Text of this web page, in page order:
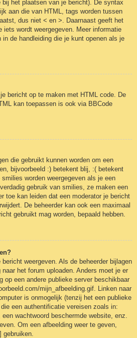
het plaatsen van je bericht). De syntax
aan die van HTML, tags worden tussen
dus niet < en >. Daarnaast geeft het
iets wordt weergegeven. Meer informatie
de handleiding die je kunt openen als je
bericht op te maken met HTML code. De
kan toepassen is ook via BBCode
die gebruikt kunnen worden om een
bijvoorbeeld :) betekent blij, :( betekent
worden weergegeven als je een
gebruik van smilies, ze maken een
toe kan leiden dat een moderator je bericht
De beheerder kan ook een maximaal
gebruikt mag worden, bepaald hebben.
weergeven. Als de beheerder bijlagen
het forum uploaden. Anders moet je er
op een andere publieke server beschikbaar
mijn_afbeelding.gif. Linken naar
is onmogelijk (tenzij het een publieke
een authentificatie vereisen zoals in:
wachtwoord beschermde website, enz.
Om een afbeelding weer te geven,